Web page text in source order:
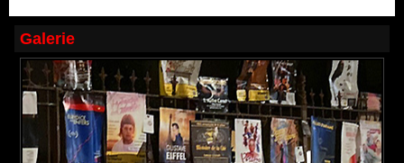
Galerie